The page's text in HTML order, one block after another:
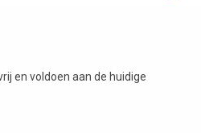
en voldoen aan de huidige